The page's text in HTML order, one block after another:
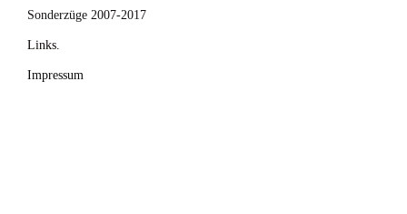
Sonderzüge 2007-2017
Links.
Impressum